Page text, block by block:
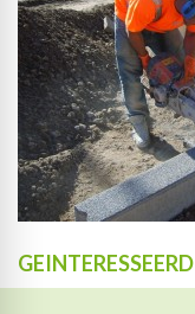
GEINTERESSEERD